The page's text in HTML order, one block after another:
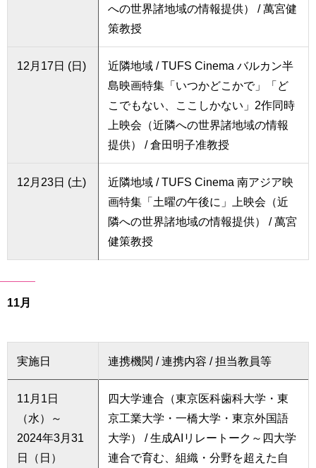
への世界諸地域の情報提供） / 萬宮健
策教授
12月17日 (日)
近隣地域 / TUFS Cinema バルカン半
島映画特集「いつかどこかで」「ど
こでもない、ここしかない」2作同時
上映会（近隣への世界諸地域の情報
提供） / 倉田明子准教授
12月23日 (土)
近隣地域 / TUFS Cinema 南アジア映
画特集「土曜の午後に」上映会（近
隣への世界諸地域の情報提供） / 萬宮
健策教授
11月
実施日 連携機関 / 連携内容 / 担当教員等
11月1日
（水）～
2024年3月31
日（日）
四大学連合（東京医科歯科大学・東
京工業大学・一橋大学・東京外国語
大学） / 生成AIリレートーク～四大学
連合で育む、組織・分野を超えた自